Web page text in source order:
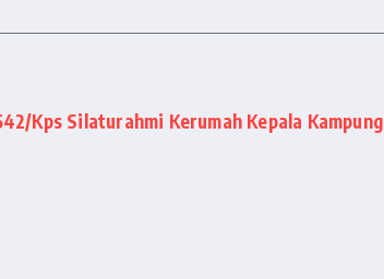
Kps Silaturahmi Kerumah Kepala Kampung